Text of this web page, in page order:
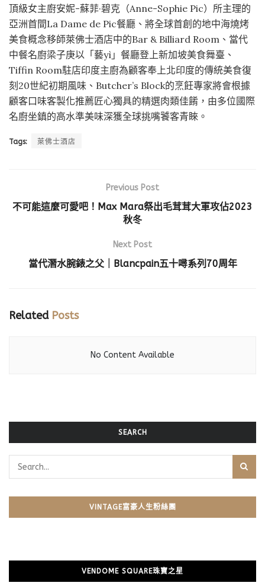
頂級女主廚安妮-蘇菲·碧克（Anne-Sophie Pic）所主理的
亞洲首間La Dame de Pic餐廳、將全球首創的地中海燒烤
美食概念移師萊佛士酒店中的Bar & Billiard Room、當代
中餐名廚梁子庚以「藝yì」餐廳登上新加坡美食舞臺、
Tiffin Room駐店印度主廚為顧客奉上北印度的傳統美食復
刻20世紀初期風味、Butcher’s Block的烹飪專家將會根據
顧客口味客製化推薦匠心獨具的精選肉類佳餚，由多位國際
名廚坐鎮的高水準美味深獲全球挑嘴饕客青睞。
Tags: 萊佛士酒店
Previous Post
不可能這麼可愛吧！Max Mara祭出毛茸茸大軍攻佔2023
秋冬
Next Post
當代潛水腕錶之父｜Blancpain五十噚系列70周年
RelatedPosts
No Content Available
SEARCH
VINTAGE富豪人生粉絲團
VENDOME SQUARE珠寶之星